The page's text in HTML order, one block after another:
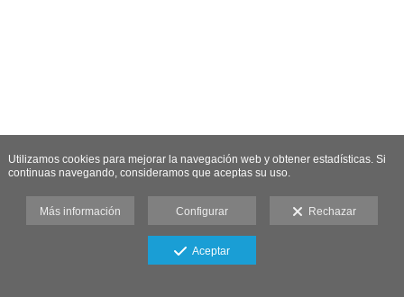
Utilizamos cookies para mejorar la navegación web y obtener estadísticas. Si
continuas navegando, consideramos que aceptas su uso.
Más información Configurar Rechazar
Aceptar